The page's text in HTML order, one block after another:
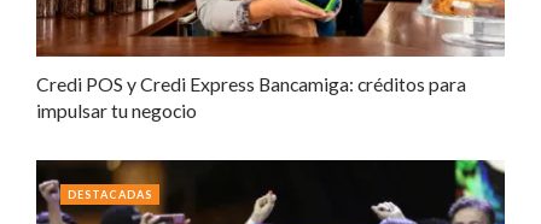
Credi POS y Credi Express Bancamiga: créditos para
impulsar tu negocio
DESTACADAS